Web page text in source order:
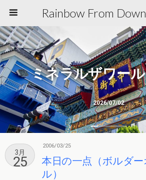
Rainbow From
2026/07/02
ミネラルザワー
3月
25
2006/03/25
本日の一点（ボルダー
ル）